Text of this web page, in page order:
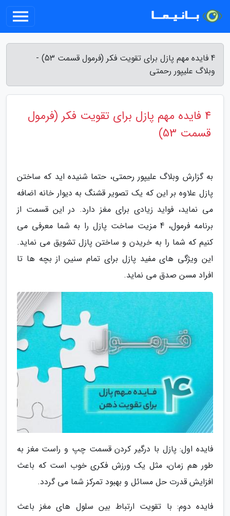
4 فایده مهم پازل برای تقویت فکر (فرمول قسمت 53) -
وبلاگ علیپور رحمتی
4 فایده مهم پازل برای تقویت فکر (فرمول
قسمت 53)
به گزارش وبلاگ علیپور رحمتی، حتما شنیده اید که ساختن
پازل علاوه بر این که یک تصویر قشنگ به دیوار خانه اضافه
می نماید، فواید زیادی برای مغز دارد. در این قسمت از
برنامه فرمول، 4 مزیت ساخت پازل را به شما معرفی می
کنیم که شما را به خریدن و ساختن پازل تشویق می نماید.
این ویژگی های مفید پازل برای تمام سنین از بچه ها تا
افراد مسن صدق می نماید.
فایده اول: پازل با درگیر کردن قسمت چپ و راست مغز به
طور هم زمان، مثل یک ورزش فکری خوب است که باعث
افزایش قدرت حل مسائل و بهبود تمرکز شما می گردد.
فایده دوم: با تقویت ارتباط بین سلول های مغز باعث